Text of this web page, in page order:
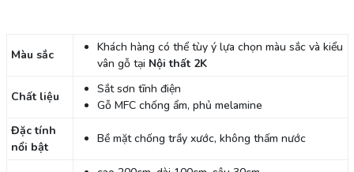
Màu sắc
Khách hàng có thể tùy ý lựa chọn màu sắc và kiểu
vân gỗ tại Nội thất 2K
Chất liệu
Sắt sơn tĩnh điện
Gỗ MFC chống ẩm, phủ melamine
Đặc tính
nổi bật
Bề mặt chống trầy xước, không thấm nước